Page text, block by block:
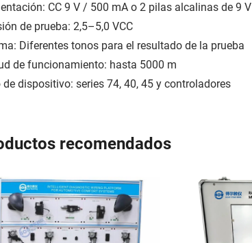
CC 9 V / 500 mA o 2 pilas alcalinas de 9 V
de prueba: 2,5–5,0 VCC
Diferentes tonos para el resultado de la prueba
de funcionamiento: hasta 5000 m
de dispositivo: series 74, 40, 45 y controladores
recomendados